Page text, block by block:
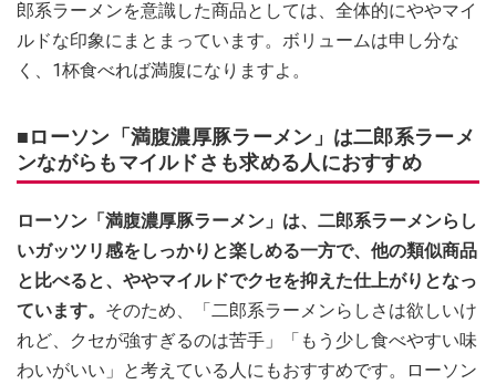
郎系ラーメンを意識した商品としては、全体的にややマイ
ルドな印象にまとまっています。ボリュームは申し分な
く、1杯食べれば満腹になりますよ。
■ローソン「満腹濃厚豚ラーメン」は二郎系ラーメ
ンながらもマイルドさも求める人におすすめ
ローソン「満腹濃厚豚ラーメン」は、二郎系ラーメンらし
いガッツリ感をしっかりと楽しめる一方で、他の類似商品
と比べると、ややマイルドでクセを抑えた仕上がりとなっ
ています。 そのため、「二郎系ラーメンらしさは欲しいけ
れど、クセが強すぎるのは苦手」「もう少し食べやすい味
わいがいい」と考えている人にもおすすめです。ローソン